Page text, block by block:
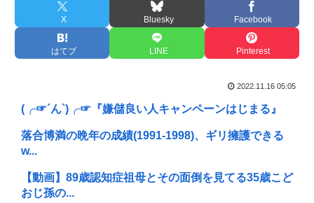
X Bluesky Facebook
はてブ LINE Pinterest
2022.11.16 05:05
(╭☞´ん`)╭☞『嫌儲良い人キャンペーンはじまる』
落合博満の晩年の成績(1991-1998)、ギリ擁護できる
w...
【動画】89歳認知症祖母とその面倒を見てる35歳こど
おじ孫の...